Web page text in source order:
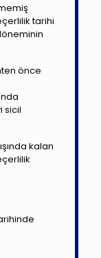
tarihi
önce
sicil
kalan